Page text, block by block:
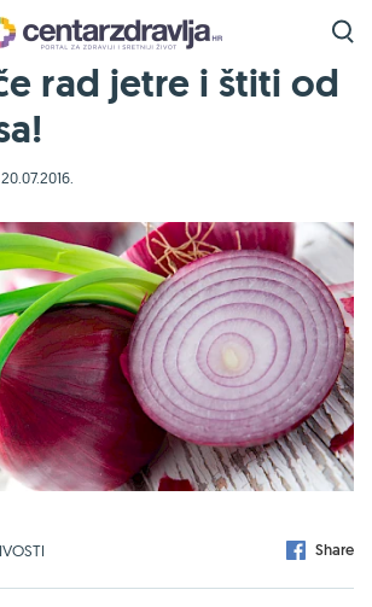
rad jetre i štiti od
Share